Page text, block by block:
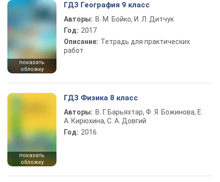
показать
обложку
ГДЗ География 9 класс
Авторы: В. М. Бойко, И. Л. Дитчук
Год: 2017
Описание: Тетрадь для практических
работ
показать
обложку
ГДЗ Физика 8 класс
Авторы: В. Г. Барьяхтар, Ф. Я. Божинова, Е.
А. Кирюхина, С. А. Довгий
Год: 2016